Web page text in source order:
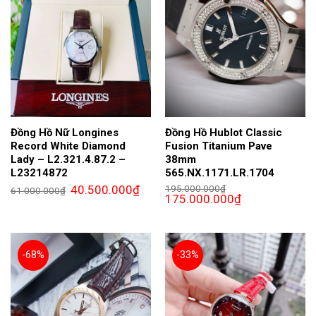
Đồng Hồ Nữ Longines
Record White Diamond
Lady – L2.321.4.87.2 –
L23214872
61.000.000₫ Giá
gốc
40.500.000₫Giá
hiện
Đồng Hồ Hublot Classic
Fusion Titanium Pave
38mm
565.NX.1171.LR.1704
195.000.000₫
Giá
gốc
175.000.000₫Giá
hiện
175.000.000₫.
-68%
-33%